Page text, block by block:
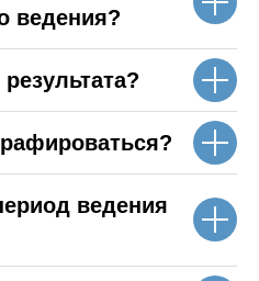
ведения?
ведения